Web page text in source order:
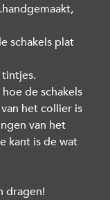
schakels plat
de schakels
het collier is
van het
kant is de wat
dragen!